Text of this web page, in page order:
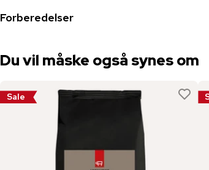
Forberedelser
Du vil måske også synes om
Sale